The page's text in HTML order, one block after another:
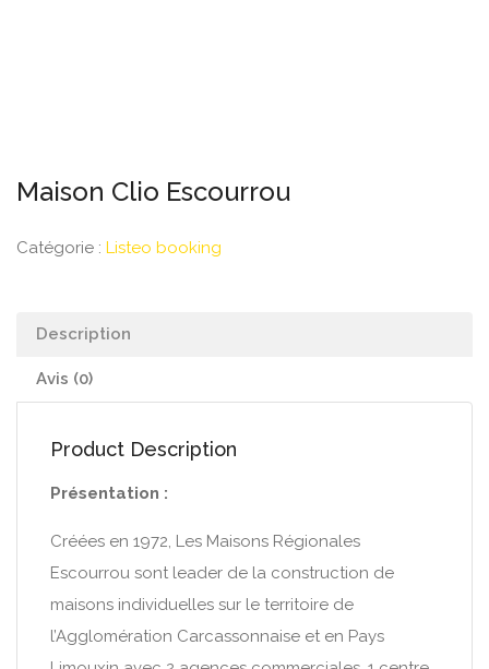
Maison Clio Escourrou
Catégorie : Listeo booking
Description
Avis (0)
Product Description
Présentation :
Créées en 1972, Les Maisons Régionales
Escourrou sont leader de la construction de
maisons individuelles sur le territoire de
l’Agglomération Carcassonnaise et en Pays